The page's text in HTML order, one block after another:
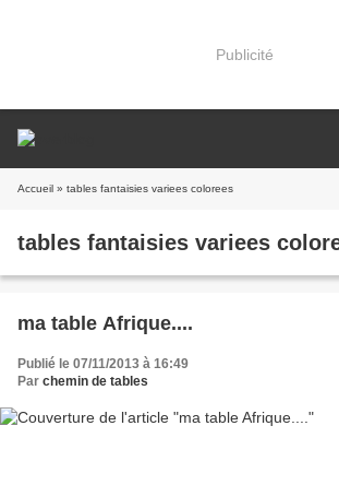
Publicité
Accueil » tables fantaisies variees colorees
tables fantaisies variees
ma table Afrique....
Publié le 07/11/2013 à 16:49
Par chemin de tables